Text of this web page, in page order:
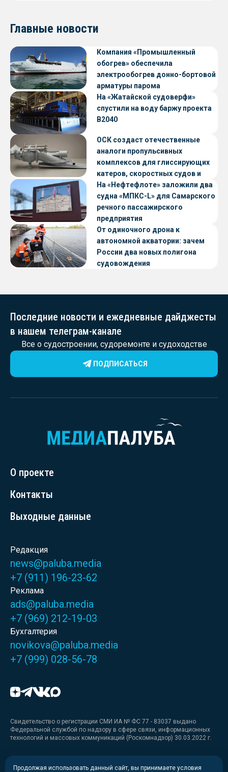
Главные новости
Компания «Промышленный
обогрев» обеспечила
электрообогрев донно-бортовой
арматуры парома
«Петропавловск» проекта CNF22
На «Жатайской судоверфи»
спустили на воду баржу проекта
В2040
ОСК создаст отечественные
аналоги пропульсивных
комплексов для глиссирующих
катеров, скоростных судов и
судов с малой осадкой
На «Нефтефлоте» заложили два
судна «МПКС-L» для Самарского
речного пассажирского
предприятия
От одиночного дрона к
автономной акватории: зачем
России два новых полигона
судовождения
Последние новости и ежедневные дайджесты
в нашем телеграм-канале
Все о судостроении, судоремонте и судоходстве
ПОДПИСАТЬСЯ
О проекте
Контакты
Выходные данные
Редакция
news@paluba.media
+7 (911) 196-23-62
Реклама
ads@paluba.media
+7 (969) 212-19-03
Бухгалтерия
novikova@paluba.media
+7 (999) 028-56-78
Свидетельство о регистрации СМИ ИА № ФС 77 - 83037 выдано
Федеральной службой по надзору в сфере связи, информационных
технологий и массовых коммуникаций (Роскомнадзор) 30.03.2022 г.
Медиакит
Продолжая использовать данный сайт, вы принимаете условия